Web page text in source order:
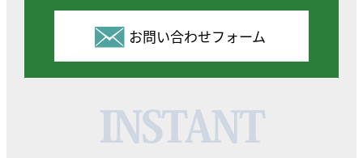
お問い合わせフォーム
INSTANT